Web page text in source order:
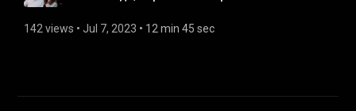
142 views • Jul 7, 2023 • 12 min 45 sec